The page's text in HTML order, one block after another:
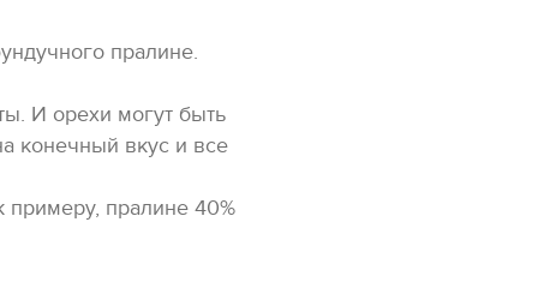
пралине.
И орехи могут быть
конечный вкус и все
примеру, пралине 40%